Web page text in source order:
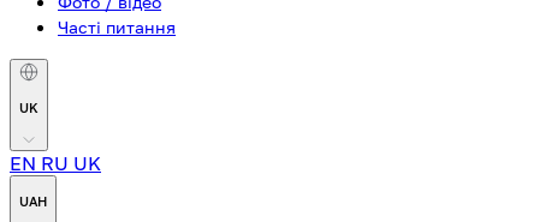
Часті питання
UK
EN RU UK
UAH